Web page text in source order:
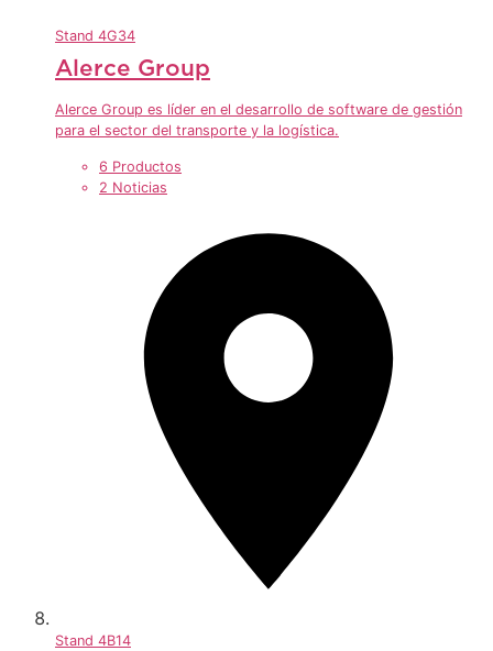
Stand 4G34
Alerce Group
Alerce Group es líder en el desarrollo de software de gestión
para el sector del transporte y la logística.
6 Productos
2 Noticias
Stand 4B14